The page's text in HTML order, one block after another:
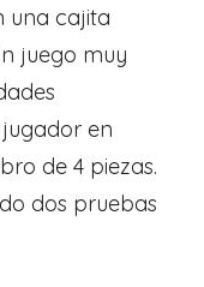
una cajita
juego muy
en
de 4 piezas.
dos pruebas